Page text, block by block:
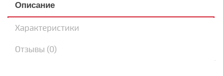
Описание
Характеристики
Отзывы (0)